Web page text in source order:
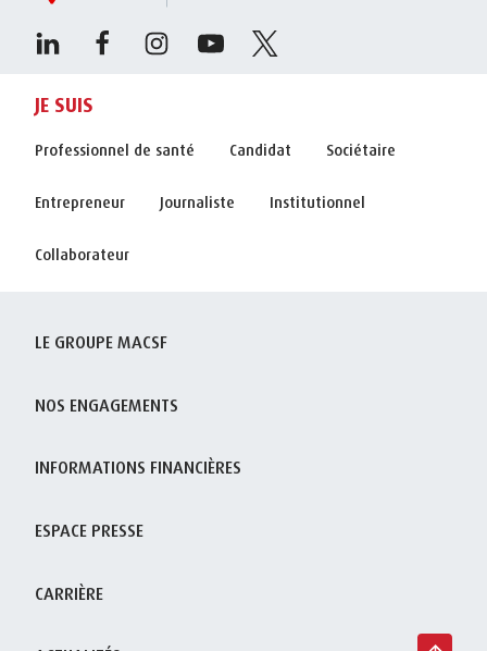
JE SUIS
Professionnel de santé Candidat Sociétaire
Entrepreneur Journaliste Institutionnel
Collaborateur
LE GROUPE MACSF
NOS ENGAGEMENTS
INFORMATIONS FINANCIÈRES
ESPACE PRESSE
CARRIÈRE